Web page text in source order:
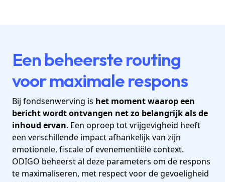
Een beheerste routing
voor maximale respons
Bij fondsenwerving is het moment waarop een
bericht wordt ontvangen net zo belangrijk als de
inhoud ervan. Een oproep tot vrijgevigheid heeft
een verschillende impact afhankelijk van zijn
emotionele, fiscale of evenementiële context.
ODIGO beheerst al deze parameters om de respons
te maximaliseren, met respect voor de gevoeligheid